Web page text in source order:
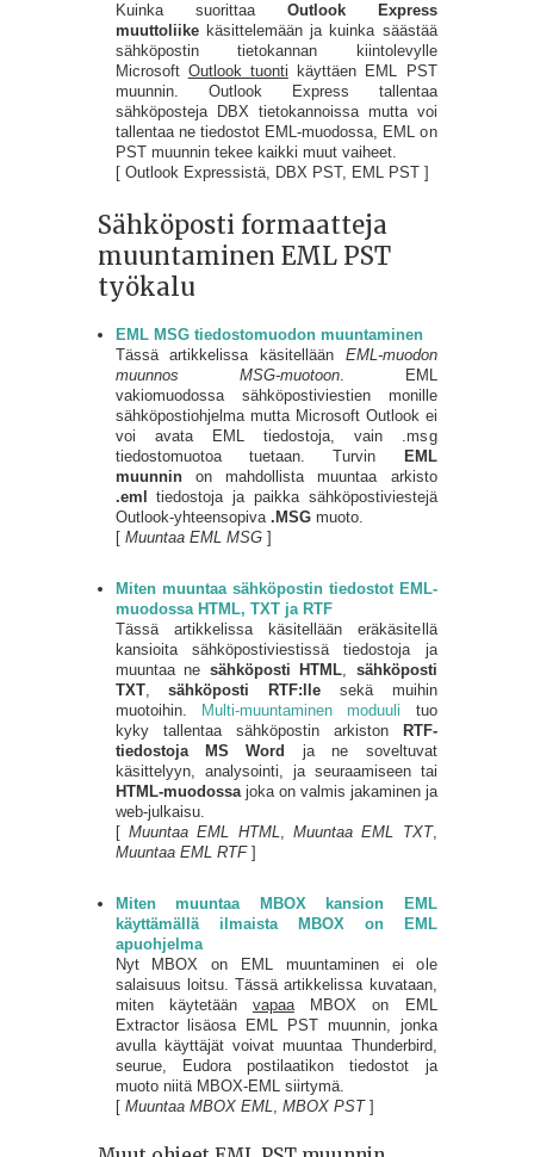
Kuinka suorittaa Outlook Express
muuttoliikekäsittelemään ja kuinka säästää
sähköpostin tietokannan kiintolevylle
Microsoft Outlook tuonti käyttäen EML PST
muunnin. Outlook Express tallentaa
sähköposteja DBX tietokannoissa mutta voi
tallentaa ne tiedostot EML-muodossa, EML on
PST muunnin tekee kaikki muut vaiheet.
[ Outlook Expressistä, DBX PST, EML PST ]
Sähköposti formaatteja
muuntaminen EML PST
työkalu
EML MSG tiedostomuodon muuntaminen
Tässä artikkelissa käsitellään EML-muodon
muunnos MSG-muotoon. EML
vakiomuodossa sähköpostiviestien monille
sähköpostiohjelma mutta Microsoft Outlook ei
voi avata EML tiedostoja, vain .msg
tiedostomuotoa tuetaan. Turvin
EML
muunninon mahdollista muuntaa arkisto
.eml
tiedostoja ja paikka sähköpostiviestejä
Outlook-yhteensopiva .MSGmuoto.
[ Muuntaa EML MSG]
Miten muuntaa sähköpostin tiedostot EML-
muodossa HTML, TXT ja RTF
Tässä artikkelissa käsitellään eräkäsitellä
kansioita sähköpostiviestissä tiedostoja ja
muuntaa ne sähköposti HTML, sähköposti
TXT,sähköposti RTF:lle sekä muihin
muotoihin.
Multi-muuntaminen moduuli tuo
kyky tallentaa sähköpostin arkiston
RTF-
tiedostoja MS Word
ja ne soveltuvat
käsittelyyn, analysointi, ja seuraamiseen tai
HTML-muodossajoka on valmis jakaminen ja
web-julkaisu.
[ Muuntaa EML HTML, Muuntaa EML TXT,
Muuntaa EML RTF]
Miten muuntaa MBOX kansion EML
käyttämällä ilmaista MBOX on EML
apuohjelma
Nyt MBOX on EML muuntaminen ei ole
salaisuus loitsu. Tässä artikkelissa kuvataan,
miten käytetään vapaaMBOX on EML
Extractor lisäosa EML PST muunnin, jonka
avulla käyttäjät voivat muuntaa Thunderbird,
seurue, Eudora postilaatikon tiedostot ja
muoto niitä MBOX-EML siirtymä.
[ Muuntaa MBOX EML, MBOX PST]